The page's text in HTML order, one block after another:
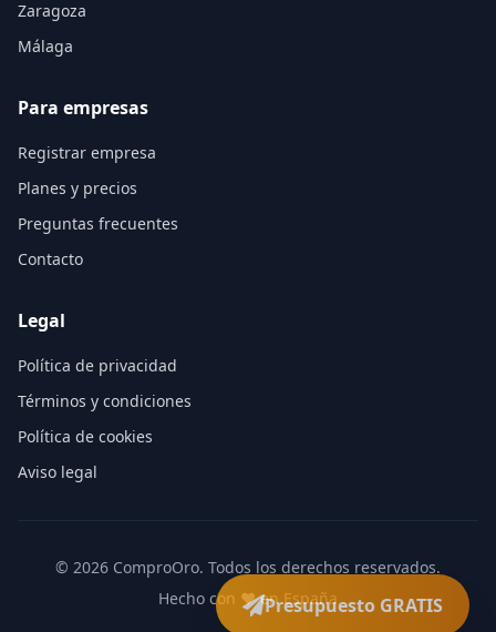
Presupuesto GRATIS
Zaragoza
Málaga
Para empresas
Registrar empresa
Planes y precios
Preguntas frecuentes
Contacto
Legal
Política de privacidad
Términos y condiciones
Política de cookies
Aviso legal
© 2026 ComproOro. Todos los derechos reservados.
Hecho con ❤️ en España